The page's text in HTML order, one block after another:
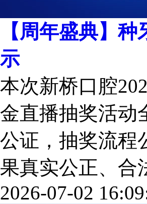
【周年盛典】
示
本次新桥口腔
金直播抽奖活动
公证，抽奖流程
果真实公正、合
2026-07-02